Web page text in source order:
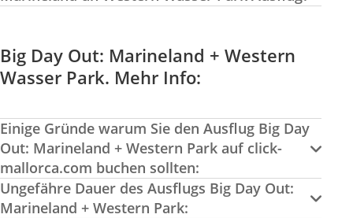
Big Day Out: Marineland + Western
Wasser Park. Mehr Info:
Einige Gründe warum Sie den Ausflug Big Day
Out: Marineland + Western Park auf click-
mallorca.com buchen sollten:
Ungefähre Dauer des Ausflugs Big Day Out:
Marineland + Western Park: